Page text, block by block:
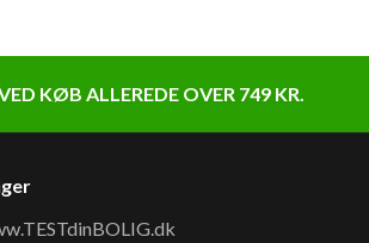
KØB ALLEREDE OVER 749 KR.